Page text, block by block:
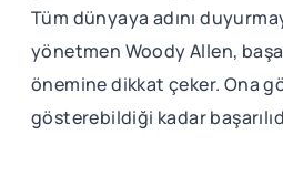
Tüm dünyaya adını
yönetmen Woody Allen,
önemine dikkat çeker. Ona
gösterebildiği kadar